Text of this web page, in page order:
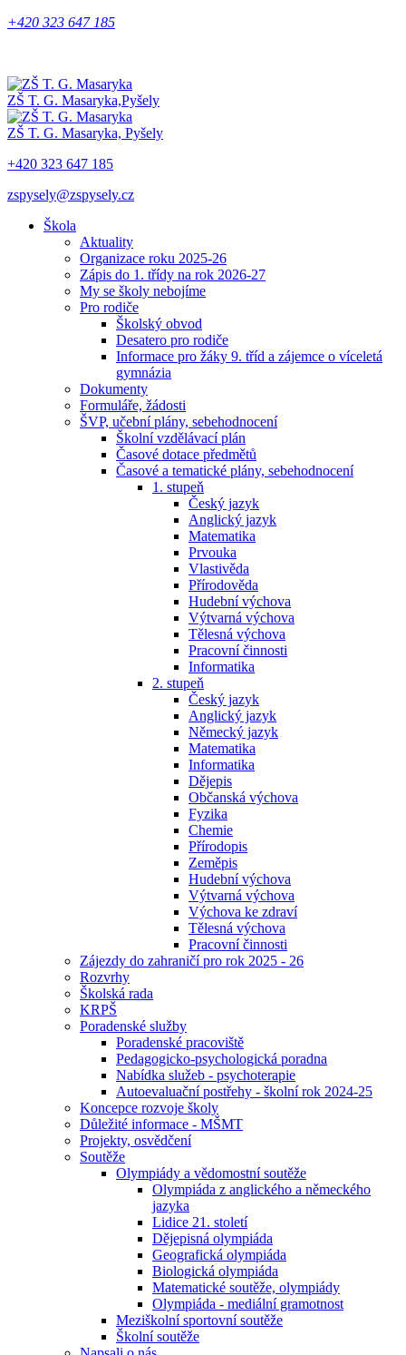
+420 323 647 185
ZŠ T. G. Masaryka,Pyšely
ZŠ T. G. Masaryka, Pyšely
+420 323 647 185
zspysely@zspysely.cz
Škola
Aktuality
Organizace roku 2025-26
Zápis do 1. třídy na rok 2026-27
My se školy nebojíme
Pro rodiče
Školský obvod
Desatero pro rodiče
Informace pro žáky 9. tříd a zájemce o víceletá
gymnázia
Dokumenty
Formuláře, žádosti
ŠVP, učební plány, sebehodnocení
Školní vzdělávací plán
Časové dotace předmětů
Časové a tematické plány, sebehodnocení
1. stupeň
Český jazyk
Anglický jazyk
Matematika
Prvouka
Vlastivěda
Přírodověda
Hudební výchova
Výtvarná výchova
Tělesná výchova
Pracovní činnosti
Informatika
2. stupeň
Český jazyk
Anglický jazyk
Německý jazyk
Matematika
Informatika
Dějepis
Občanská výchova
Fyzika
Chemie
Přírodopis
Zeměpis
Hudební výchova
Výtvarná výchova
Výchova ke zdraví
Tělesná výchova
Pracovní činnosti
Zájezdy do zahraničí pro rok 2025 - 26
Rozvrhy
Školská rada
KRPŠ
Poradenské služby
Poradenské pracoviště
Pedagogicko-psychologická poradna
Nabídka služeb - psychoterapie
Autoevaluační postřehy - školní rok 2024-25
Koncepce rozvoje školy
Důležité informace - MŠMT
Projekty, osvědčení
Soutěže
Olympiády a vědomostní soutěže
Olympiáda z anglického a německého
jazyka
Lidice 21. století
Dějepisná olympiáda
Geografická olympiáda
Biologická olympiáda
Matematické soutěže, olympiády
Olympiáda - mediální gramotnost
Meziškolní sportovní soutěže
Školní soutěže